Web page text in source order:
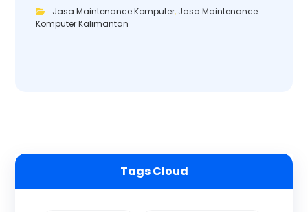
Jasa Maintenance Komputer, Jasa Maintenance
Komputer Kalimantan
Tags Cloud